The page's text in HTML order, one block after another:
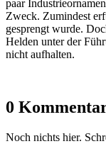
paar
Zweck. Zumindest
gesprengt wurde.
Helden unter der
nicht aufhalten.
0
Noch nichts hier.